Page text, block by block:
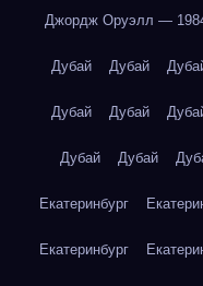
Джордж Оруэлл —
Дубай Дубай
Дубай Дубай
Дубай Дубай
Екатеринбург
Екатеринбург